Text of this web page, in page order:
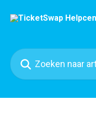
Zoeken naar artikelen ...